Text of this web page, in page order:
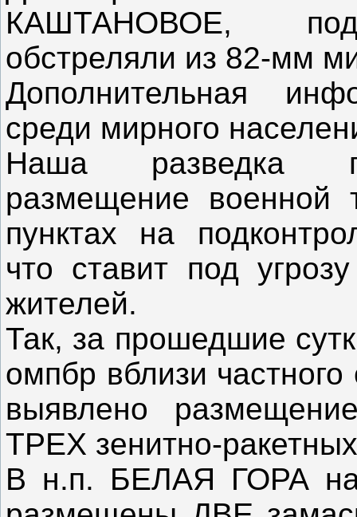
КАШТАНОВОЕ,
обстреляли из 82-мм
Дополнительная
среди мирного
Наша разведка
размещение военной
пунктах на
что ставит под
жителей.
Так, за прошедшие
омпбр вблизи
выявлено
ТРЕХ зенитно-
В н.п. БЕЛАЯ ГОРА на